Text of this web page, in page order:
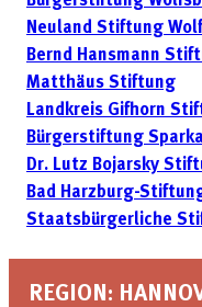
Neuland Stiftung
Bernd Hansmann
Matthäus Stiftung
Landkreis Gifhorn
Bürgerstiftung
Dr. Lutz Bojarsky
Bad Harzburg-
Staatsbürgerliche
REGION: